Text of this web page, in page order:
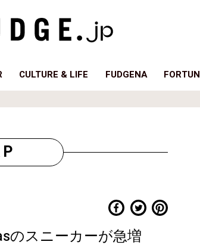
CULTURE & LIFE FUDGENA
のスニーカーが急増